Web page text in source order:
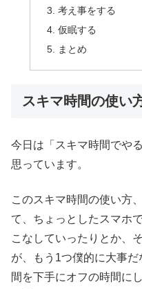
考え事をする
仮眠する
まとめ
スキマ時間の使い
今日は「スキマ時間でや
思っています。
このスキマ時間の使い方
て、ちょっとしたスマホ
こなしていったりとか、
が、もう1つ僕的に大事
間を下手にオフの時間に